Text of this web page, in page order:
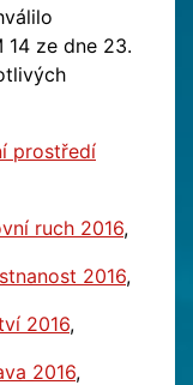
14 ze dne 23.
prostředí
ruch 2016,
2016,
2016,
2016,